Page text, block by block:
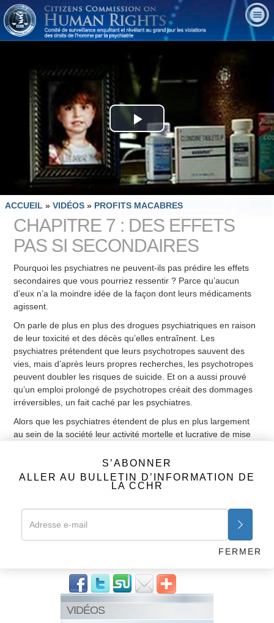
Play
Video
ACCUEIL » VIDÉOS » PROFITS MACABRES
CHAPITRE 7 : DES EFFETS
PAS SI SECONDAIRES
Pourquoi les psychiatres ne peuvent-ils pas prédire les effets
secondaires que vous pourriez ressentir ? Parce qu’aucun
d’eux n’a la moindre idée de la façon dont leurs médicaments
agissent.
On parle de plus en plus des drogues psychiatriques en raison
de leur toxicité et des décès qu’elles entraînent. Les
psychiatres prétendent que leurs psychotropes sauvent des
vies, mais d’après leurs propres recherches, les psychotropes
peuvent doubler les risques de suicide. Et on a aussi prouvé
qu’un emploi prolongé de psychotropes créait des dommages
irréversibles, un fait caché par les psychiatres.
Alors que les psychiatres étendent de plus en plus largement
au sein de la société leur activité mortelle et lucrative de mise
sont désormais leurs dernières et plus tragiques victimes.
Fait : Les psychotropes tuent environ 42 000 personnes par an.
Obtenez les faits
VIDÉOS
S’ABONNER
ALLER AU BULLETIN D’INFORMATION DE
LA CCHR
FERMER